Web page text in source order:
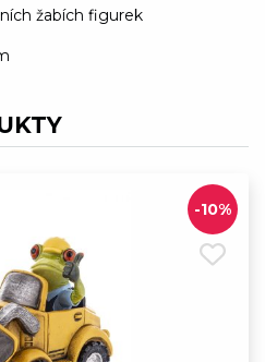
žabích figurek
-10%